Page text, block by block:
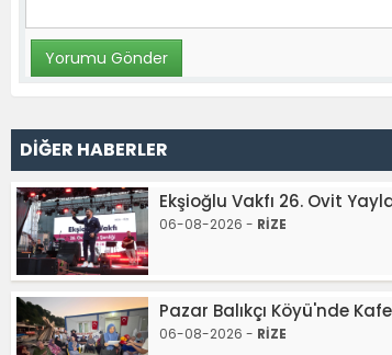
DİĞER HABERLER
Ekşioğlu Vakfı 26. Ovit
06-08-2026 - RİZE
Pazar Balıkçı Köyü'nde
06-08-2026 - RİZE